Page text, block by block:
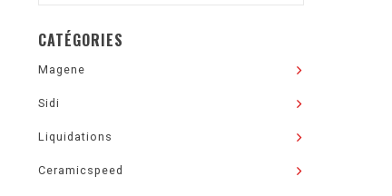
CATÉGORIES
Magene
Sidi
Liquidations
Ceramicspeed